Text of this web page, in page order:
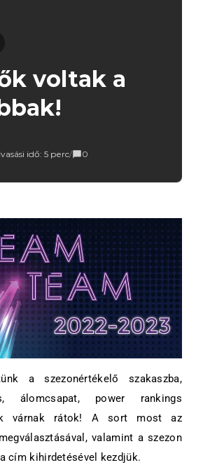
voltak a
idő: 5 perc/ 0
a szezonértékelő szakaszba,
álomcsapat, power rankings
várnak rátok! A sort most az
valamint a szezon
cím kihirdetésével kezdjük.